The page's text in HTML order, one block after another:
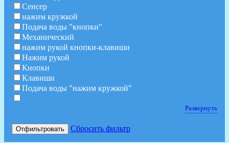
Сенсер
нажим кружкой
Подача воды "кнопки"
Механический
нажим рукой кнопки-клавиши
Нажим рукой
Кнопки
Клавиши
Подача воды "нажим кружкой"
Развернуть
Отфильтровать Сбросить фильтр